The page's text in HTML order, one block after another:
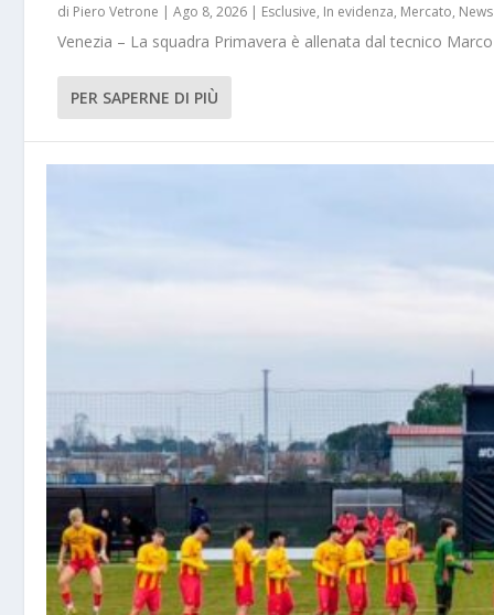
di Piero Vetrone |Ago 8, 2026 | Esclusive, In evidenza, Mercato, News
Venezia – La squadra Primavera è allenata dal tecnico
PER SAPERNE DI PIÙ